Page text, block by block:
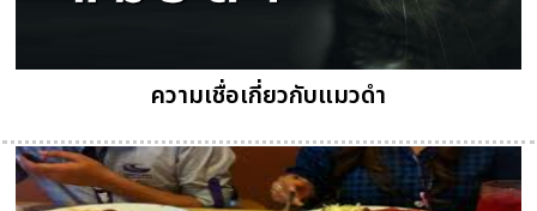
ความเชื่อเกี่ยวกับแมวดำ